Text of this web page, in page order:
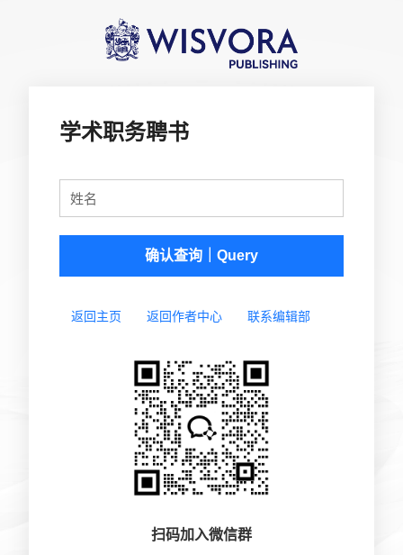
扫码加入微信群
学术职务聘书
姓名
确认查询｜Query
返回主页 返回作者中心 联系编辑部